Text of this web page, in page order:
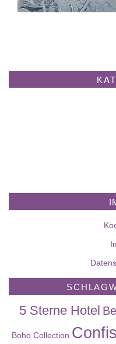
5 Sterne Hotel
Boho Collection